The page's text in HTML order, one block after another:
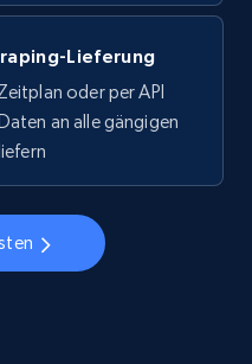
account, Is
Gratis testen
profile
Lieferung
oder per API
an alle gängigen